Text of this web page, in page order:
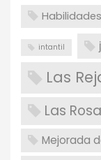
intantil
Las
Las
Mejorada